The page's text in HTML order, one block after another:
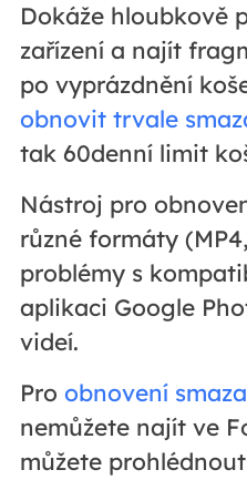
Dokáže hloubkově
zařízení a najít
po vyprázdnění
obnovit trvale
tak 60denní limit
Nástroj pro
různé formáty
problémy s
aplikaci Google
videí.
Pro obnovení
nemůžete najít ve
můžete